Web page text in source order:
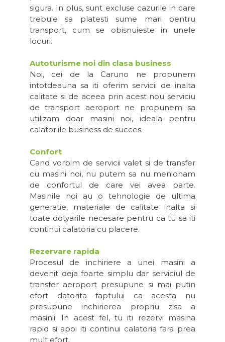
sigura. In plus, sunt excluse cazurile in care
trebuie sa platesti sume mari pentru
transport, cum se obisnuieste in unele
locuri.
Autoturisme noi din clasa business
Noi, cei de la Caruno ne propunem
intotdeauna sa iti oferim servicii de inalta
calitate si de aceea prin acest nou serviciu
de transport aeroport ne propunem sa
utilizam doar masini noi, ideala pentru
calatoriile business de succes.
Confort
Cand vorbim de servicii valet si de transfer
cu masini noi, nu putem sa nu menionam
de confortul de care vei avea parte.
Masinile noi au o tehnologie de ultima
generatie, materiale de calitate inalta si
toate dotyarile necesare pentru ca tu sa iti
continui calatoria cu placere.
Rezervare rapida
Procesul de inchiriere a unei masini a
devenit deja foarte simplu dar serviciul de
transfer aeroport presupune si mai putin
efort datorita faptului ca acesta nu
presupune inchirierea propriu zisa a
masinii. In acest fel, tu iti rezervi masina
rapid si apoi iti continui calatoria fara prea
mult efort.